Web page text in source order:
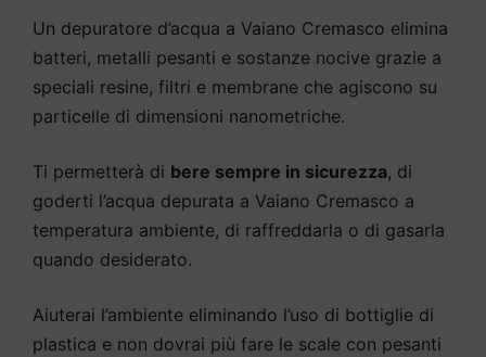
Un depuratore d’acqua a Vaiano Cremasco elimina
batteri, metalli pesanti e sostanze nocive grazie a
speciali resine, filtri e membrane che agiscono su
particelle di dimensioni nanometriche.
Ti permetterà di bere sempre in sicurezza, di
goderti l’acqua depurata a Vaiano Cremasco a
temperatura ambiente, di raffreddarla o di gasarla
quando desiderato.
Aiuterai l’ambiente eliminando l’uso di bottiglie di
plastica e non dovrai più fare le scale con pesanti